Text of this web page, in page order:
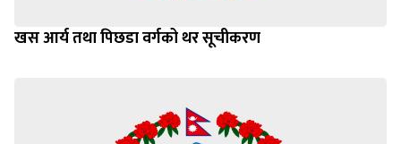
खस आर्य तथा पिछडा वर्गको थर सूचीकरण